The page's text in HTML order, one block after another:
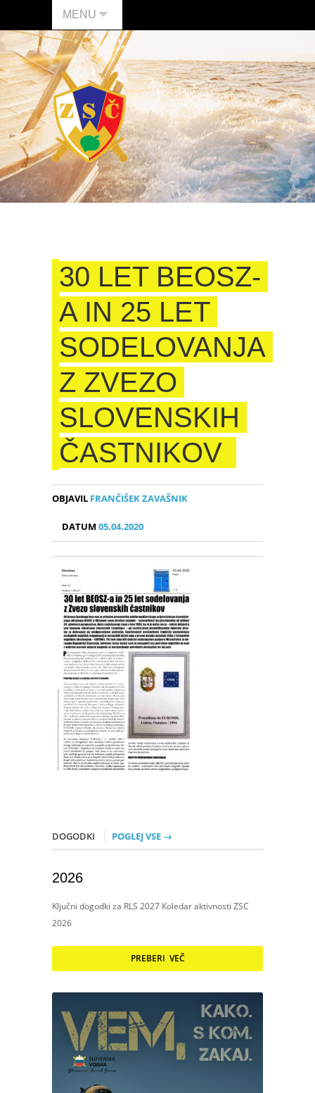
MENU
30 LET BEOSZ-
A IN 25 LET
SODELOVANJA
Z ZVEZO
SLOVENSKIH
ČASTNIKOV
OBJAVIL FRANČIŠEK ZAVAŠNIK
DATUM05.04.2020
DOGODKI POGLEJ VSE →
2026
Ključni dogodki za RLS 2027 Koledar aktivnosti ZSC
2026
PREBERI VEČ